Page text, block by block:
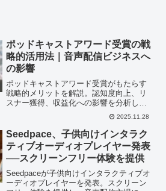
ポッドキャストアワード受賞の戦
略的活用法｜音声配信ビジネスへ
の影響
ポッドキャストアワード受賞がもたらす
戦略的メリットを解説。認知度向上、リ
スナー獲得、収益化への影響を分析し、
音声配信ビジネスの成長戦略を提示しま
2025.11.28
Seedpace、子供向けインタラク
ティブオーディオプレイヤー発表
──スクリーンフリー体験を提供
Seedpaceが子供向けインタラクティブオ
ーディオプレイヤーを発表。スクリーン